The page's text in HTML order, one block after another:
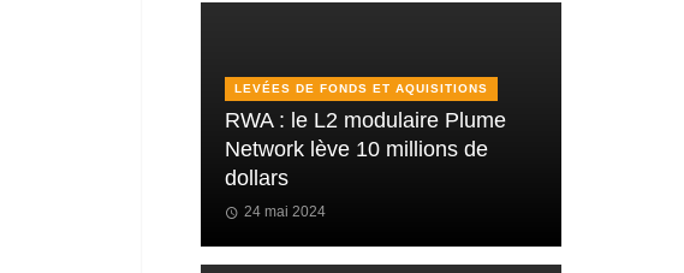
LEVÉES DE FONDS ET AQUISITIONS
RWA : le L2 modulaire Plume
Network lève 10 millions de
dollars
24 mai 2024